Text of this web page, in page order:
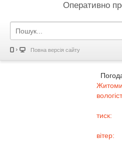
Оперативно
Повна версія сайту
тиск:
вітер: